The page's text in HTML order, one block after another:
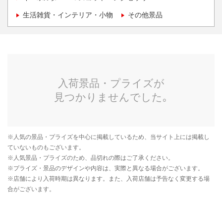
生活雑貨・インテリア・小物 その他景品